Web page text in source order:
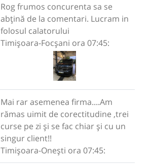
Rog frumos concurenta sa se
abțină de la comentari. Lucram in
folosul calatorului
Timișoara-Focșani ora 07:45:
Mai rar asemenea firma....Am
rămas uimit de corectitudine ,trei
curse pe zi și se fac chiar și cu un
singur client!!
Timișoara-Onești ora 07:45: